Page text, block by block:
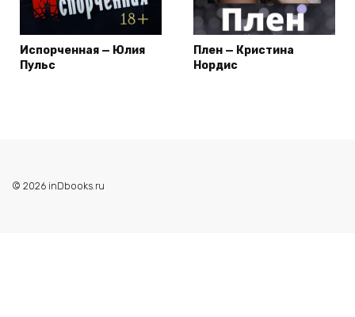
Испорченная — Юлия
Пульс
Плен — Кристина
Нордис
© 2026 inDbooks.ru